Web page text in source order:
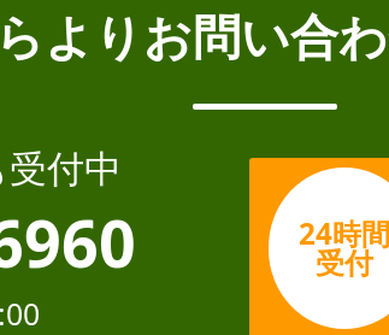
よりお問い合
付中
24時間
受付